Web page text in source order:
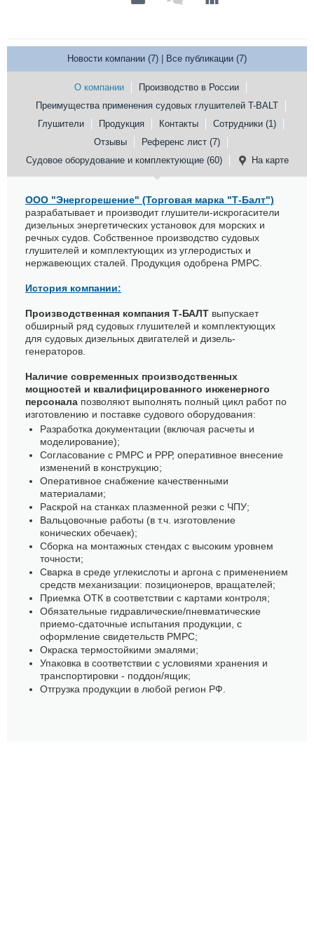
Новости компании (7) Все публикации (7)
О компании
Производство в России
Преимущества применения судовых глушителей T-BALT
Глушители
Продукция Контакты
Сотрудники (1)
Отзывы
Референс лист (7)
Судовое оборудование и комплектующие (60)
На карте
ООО "Энергорешение" (Торговая марка "Т-Балт")
разрабатывает и производит глушители-искрогасители
дизельных энергетических установок для морских и
речных судов. Собственное производство судовых
глушителей и комплектующих из углеродистых и
нержавеющих сталей. Продукция одобрена РМРС.
История компании:
Производственная компания Т-БАЛТ выпускает
обширный ряд судовых глушителей и комплектующих
для судовых дизельных двигателей и дизель-
генераторов.
Наличие современных производственных
мощностей и квалифицированного инженерного
персонала позволяют выполнять полный цикл работ по
изготовлению и поставке судового оборудования:
Разработка документации (включая расчеты и
моделирование);
Согласование с РМРС и РРР, оперативное внесение
изменений в конструкцию;
Оперативное снабжение качественными
материалами;
Раскрой на станках плазменной резки с ЧПУ;
Вальцовочные работы (в т.ч. изготовление
конических обечаек);
Сборка на монтажных стендах с высоким уровнем
точности;
Сварка в среде углекислоты и аргона с применением
средств механизации: позиционеров, вращателей;
Приемка ОТК в соответствии с картами контроля;
Обязательные гидравлические/пневматические
приемо-сдаточные испытания продукции, с
оформление свидетельств РМРС;
Окраска термостойкими эмалями;
Упаковка в соответствии с условиями хранения и
транспортировки - поддон/ящик;
Отгрузка продукции в любой регион РФ.